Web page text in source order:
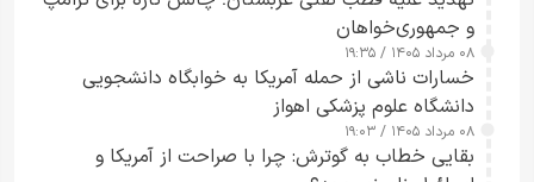
و جمهوری‌خواهان
۰۸ مرداد ۱۴۰۵ / ۱۹:۳۵
خسارات ناشی از حمله آمریکا به خوابگاه دانشجویی
دانشگاه علوم پزشکی اهواز
۰۸ مرداد ۱۴۰۵ / ۱۹:۰۳
بقایی خطاب به گوترش: چرا با صراحت از آمریکا و